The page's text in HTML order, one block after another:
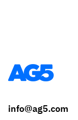
info@ag5.com